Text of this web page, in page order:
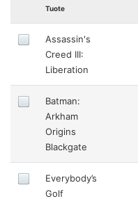
Tuote
Assassin's
Creed III:
Liberation
Batman:
Arkham
Origins
Blackgate
Everybody’s
Golf